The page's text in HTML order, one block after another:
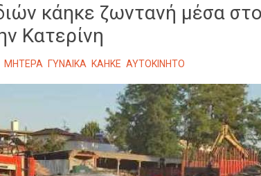
κάηκε ζωντανή μέσα στο
Κατερίνη
ΜΗΤΕΡΑ ΓΥΝΑΙΚΑ ΚΑΗΚΕ ΑΥΤΟΚΙΝΗΤΟ